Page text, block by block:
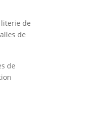
de
de
de